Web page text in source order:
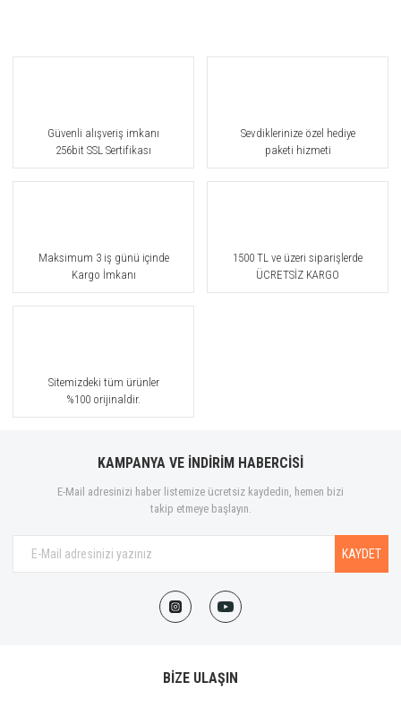
Güvenli alışveriş imkanı
256bit SSL Sertifikası
Sevdiklerinize özel hediye
paketi hizmeti
Maksimum 3 iş günü içinde
Kargo İmkanı
1500 TL ve üzeri siparişlerde
ÜCRETSİZ KARGO
Sitemizdeki tüm ürünler
%100 orijinaldir.
KAMPANYA VE İNDİRİM HABERCİSİ
E-Mail adresinizi haber listemize ücretsiz kaydedin, hemen bizi
takip etmeye başlayın.
KAYDET
BİZE ULAŞIN